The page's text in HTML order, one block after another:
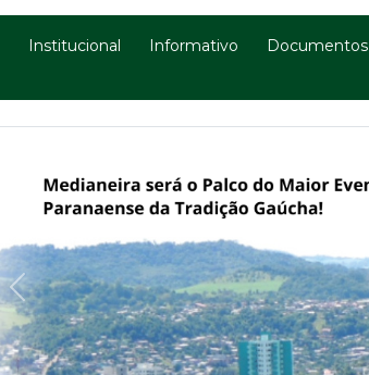
Institucional Informativo Documentos
Previous